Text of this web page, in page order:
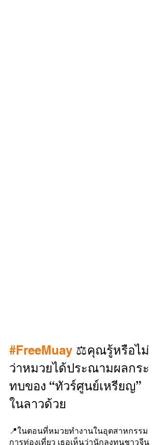
#FreeMuay ⚖️คุณรู้หรือไม่
ว่าหมวยได้ประณามผลกระ
ทบของ “ทัวร์ศูนย์เหรียญ”
ในลาวด้วย
📍ในตอนที่หมวยทำงานในอุตสาหกรรม
การท่องเที่ยว เธอเห็นว่านักลงทุนชาวจีน